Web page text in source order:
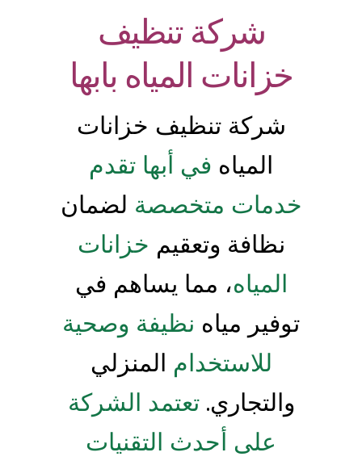
شركة تنظيف
خزانات المياه بابها
شركة تنظيف خزانات
المياه في أبها تقدم
خدمات متخصصة لضمان
نظافة وتعقيم خزانات
المياه، مما يساهم في
توفير مياه نظيفة وصحية
للاستخدام المنزلي
والتجاري. تعتمد الشركة
على أحدث التقنيات